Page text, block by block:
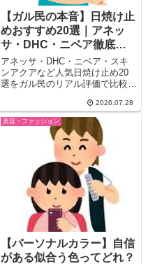
【ガル民の本音】日焼け止
めおすすめ20選｜アネッ
サ・DHC・ニベア徹底比
較【2026夏の口コミ】
アネッサ・DHC・ニベア・スキ
ンアクアなど人気日焼け止め20
選をガル民のリアル評価で比較。
が注意すべき肌荒れの実例、手が
汚れないスティックタイプが選ば
れる理由まで、2026年夏の最新
口コミを体験談ベースでまとめま
2026.07.28
美容・ファッション
【パーソナルカラー】自信
がある似合う色ってどれ？